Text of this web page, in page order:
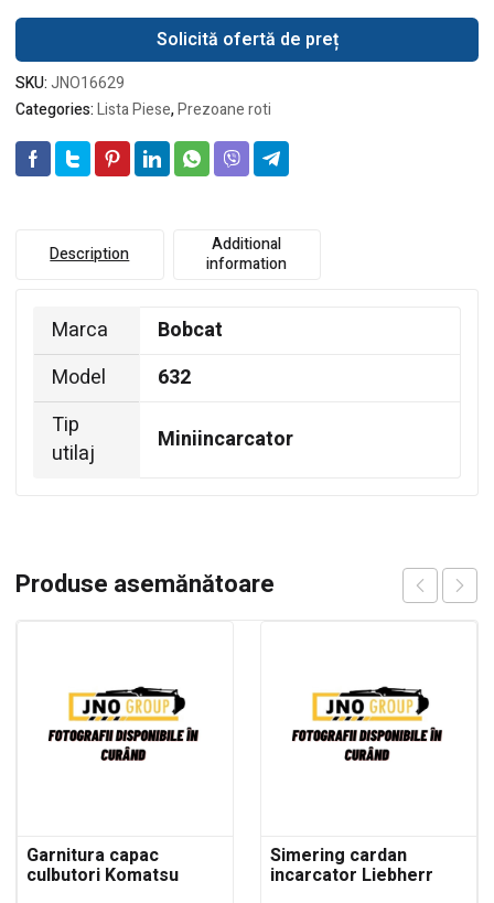
Solicită ofertă de preț
SKU:JNO16629
Categories:Lista Piese,Prezoane roti
Description
Additional
information
Marca
Bobcat
Model
632
Tip
utilaj
Miniincarcator
Produse asemănătoare
Garnitura capac
culbutori Komatsu
Simering cardan
incarcator Liebherr